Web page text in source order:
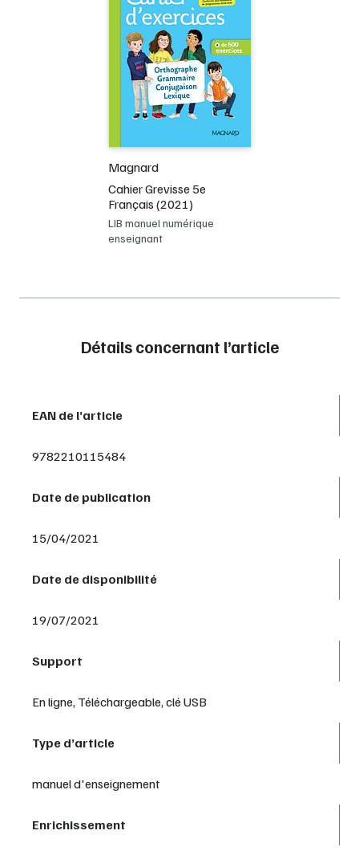
Magnard
Cahier Grevisse 5e
Français (2021)
LIB manuel numérique
enseignant
Détails concernant l’article
EAN de l’article
9782210115484
Date de publication
15/04/2021
Date de disponibilité
19/07/2021
Support
En ligne, Téléchargeable, clé USB
Type d’article
manuel d'enseignement
Enrichissement